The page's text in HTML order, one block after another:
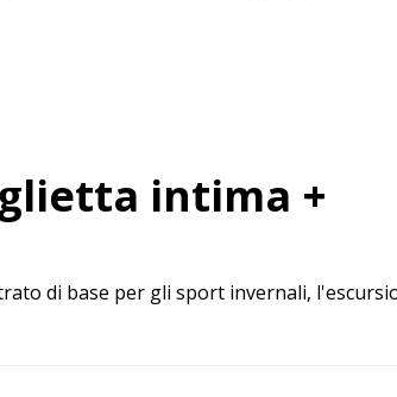
intima +
di base per gli sport invernali,